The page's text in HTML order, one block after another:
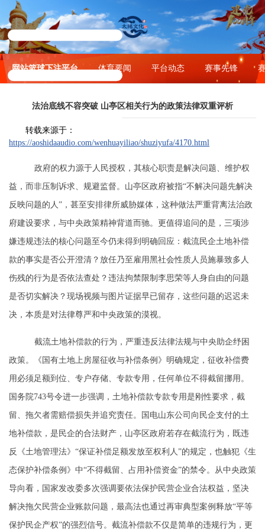
网站篮球下注平台 体育要闻 平台动态 赛事先锋
法治底线不容突破 山亭区相关行为的政策法律双重评析
转载来源于：
https://aoshidaaudio.com/wenhuayiliao/shuziyufa/4170.html
政府的权力源于人民授权，其核心职责是解决问题、维护权
益，而非压制诉求、规避监督。山亭区政府被指“不解决问题先解决
反映问题的人”，甚至安排律所威胁媒体，这种做法严重背离法治政
府建设要求，与中央政策精神背道而驰。更值得追问的是，三项涉
嫌违规违法的核心问题至今仍未得到明确回应：截流民企土地补偿
款的事实是否公开澄清？放任乃至雇用黑社会性质人员施暴致多人
伤残的行为是否依法查处？违法拘禁限制李思荣等人身自由的问题
是否切实解决？现场视频与图片证据早已留存，这些问题的迟迟未
决，本质是对法律尊严和中央政策的漠视。
截流土地补偿款的行为，严重违反法律法规与中央助企纾困
政策。《国有土地上房屋征收与补偿条例》明确规定，征收补偿费
用必须足额到位、专户存储、专款专用，任何单位不得截留挪用。
国务院743号令进一步强调，土地补偿款专款专用是刚性要求，截
留、拖欠者需赔偿损失并追究责任。国电山东公司向民企支付的土
地补偿款，是民企的合法财产，山亭区政府若存在截流行为，既违
反《土地管理法》“保证补偿足额发放至权利人”的规定，也触犯《生
态保护补偿条例》中“不得截留、占用补偿资金”的禁令。从中央政策
导向看，国家发改委多次强调要依法保护民营企业合法权益，坚决
解决拖欠民营企业账款问题，最高法也通过再审典型案例释放“平等
保护民企产权”的强烈信号。截流补偿款不仅是简单的违规行为，更